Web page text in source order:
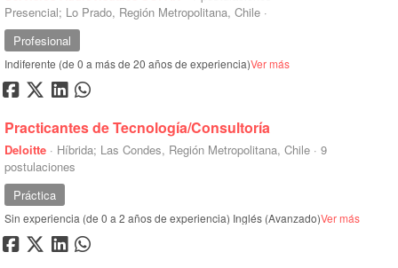
Presencial; Lo Prado, Región Metropolitana, Chile ·
Profesional
Indiferente (de 0 a más de 20 años de experiencia)Ver más
Practicantes de Tecnología/Consultoría
Deloitte · Híbrida; Las Condes, Región Metropolitana, Chile · 9
postulaciones
Práctica
Sin experiencia (de 0 a 2 años de experiencia) Inglés (Avanzado)Ver más